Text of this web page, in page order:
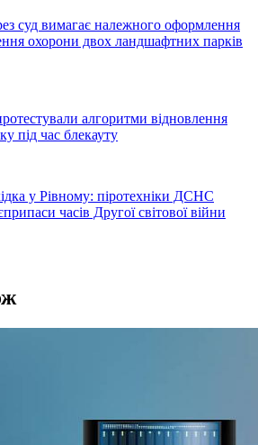
суд вимагає належного оформлення
охорони двох ландшафтних парків
алгоритми відновлення
під час блекауту
у Рівному: піротехніки ДСНС
часів Другої світової війни